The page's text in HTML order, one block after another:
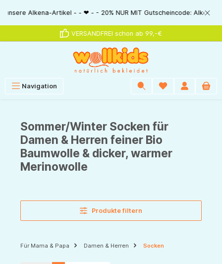
springen
NUR MIT Gutscheincode: AlkenaSSV - - ❤ - - Nur im
VERSANDFREI schon ab 99,-€
Navigation
Sommer/Winter Socken für
Damen & Herren feiner Bio
Baumwolle & dicker, warmer
Merinowolle
Produkte filtern
Für Mama & Papa Damen & Herren Socken